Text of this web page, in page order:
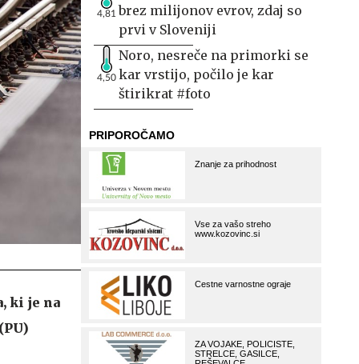
ki je na
4,81 brez milijonov evrov, zdaj so
prvi v Sloveniji
4,50
Noro, nesreče na primorki se
kar vrstijo, počilo je kar
štirikrat #foto